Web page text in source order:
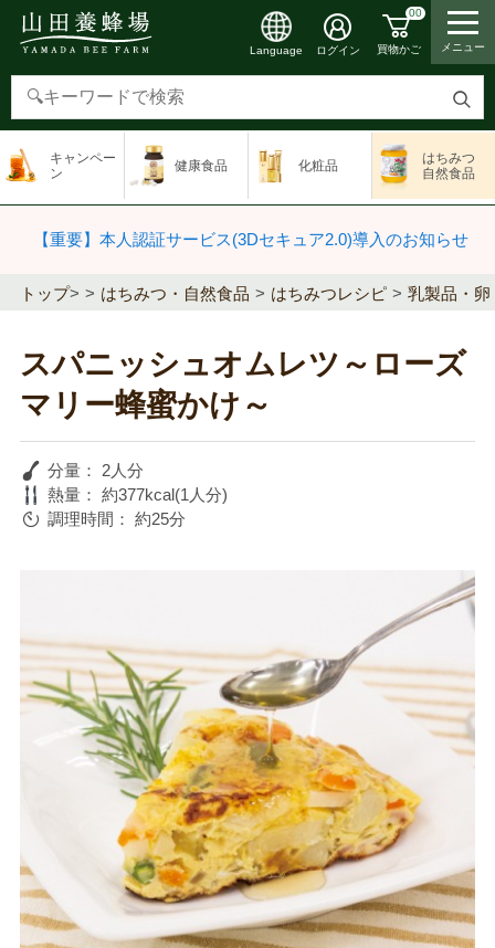
検
す
Language ログイン
00
買物かご メニュー
キャンペー
ン
健康食品 化粧品
はちみつ
自然食品
【重要】本人認証サービス(3Dセキュア2.0)導入のお知らせ
トップ> はちみつ・自然食品 はちみつレシピ 乳製品・卵
スパニッシュオムレツ～ローズ
マリー蜂蜜かけ～
分量：
2人分
熱量： 約377kcal(1人分)
調理時間： 約25分